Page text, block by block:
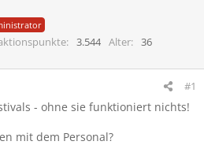
3.544 Alter
36
#1
- ohne sie funktioniert nichts!
mit dem Personal?